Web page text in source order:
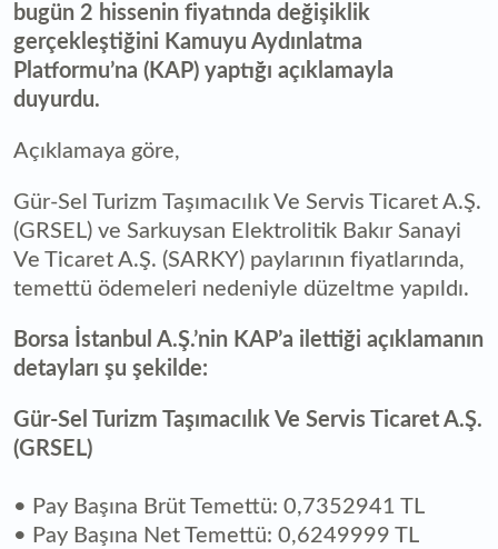
bugün 2 hissenin fiyatında değişiklik
gerçekleştiğini Kamuyu Aydınlatma
Platformu’na (KAP) yaptığı açıklamayla
duyurdu.
Açıklamaya göre,
Gür-Sel Turizm Taşımacılık Ve Servis Ticaret A.Ş.
(GRSEL) ve Sarkuysan Elektrolitik Bakır Sanayi
Ve Ticaret A.Ş. (SARKY) paylarının fiyatlarında,
temettü ödemeleri nedeniyle düzeltme yapıldı.
Borsa İstanbul A.Ş.’nin KAP’a ilettiği açıklamanın
detayları şu şekilde:
Gür-Sel Turizm Taşımacılık Ve Servis Ticaret A.Ş.
(GRSEL)
• Pay Başına Brüt Temettü: 0,7352941 TL
• Pay Başına Net Temettü: 0,6249999 TL